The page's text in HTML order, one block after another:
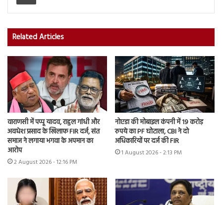
Related Articles
वाराणसी में पप्पू यादव, राहुल गांधी और
अवधेश प्रसाद के खिलाफ FIR दर्ज, संत
समाज ने लगाया भगवा के अपमान का
आरोप
2 August 2026 - 12:16 PM
नोएडा की मोबाइल कंपनी में 19 करोड़
रुपये का PF घोटाला, CBI ने दो
अधिकारियों पर दर्ज की FIR
1 August 2026 - 2:13 PM